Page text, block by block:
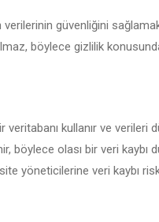
güvenliğini
böylece gizlilik
kullanır ve verileri
böylece olası bir veri kaybı
yöneticilerine veri kaybı